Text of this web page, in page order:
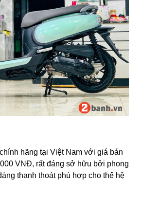
hãng tại Việt Nam với giá bán
VNĐ, rất đáng sở hữu bởi phong
thanh thoát phù hợp cho thế hệ